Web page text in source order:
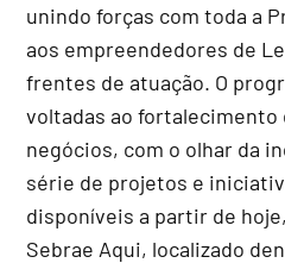
unindo forças com toda a
aos empreendedores de
frentes de atuação. O
voltadas ao fortalecimento
negócios, com o olhar da
série de projetos e
disponíveis a partir de
Sebrae Aqui, localizado